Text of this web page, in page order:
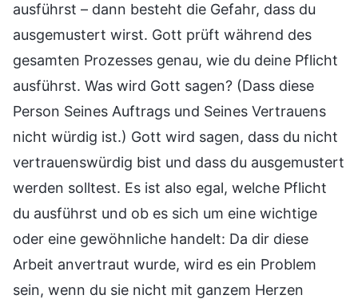
ausführst – dann besteht die Gefahr, dass du
ausgemustert wirst. Gott prüft während des
gesamten Prozesses genau, wie du deine Pflicht
ausführst. Was wird Gott sagen? (Dass diese
Person Seines Auftrags und Seines Vertrauens
nicht würdig ist.) Gott wird sagen, dass du nicht
vertrauenswürdig bist und dass du ausgemustert
werden solltest. Es ist also egal, welche Pflicht
du ausführst und ob es sich um eine wichtige
oder eine gewöhnliche handelt: Da dir diese
Arbeit anvertraut wurde, wird es ein Problem
sein, wenn du sie nicht mit ganzem Herzen